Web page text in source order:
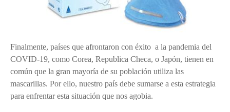
Finalmente, países que afrontaron con éxito a la pandemia del
COVID-19, como Corea, Republica Checa, o Japón, tienen en
común que la gran mayoría de su población utiliza las
mascarillas. Por ello, nuestro país debe sumarse a esta estrategia
para enfrentar esta situación que nos agobia.